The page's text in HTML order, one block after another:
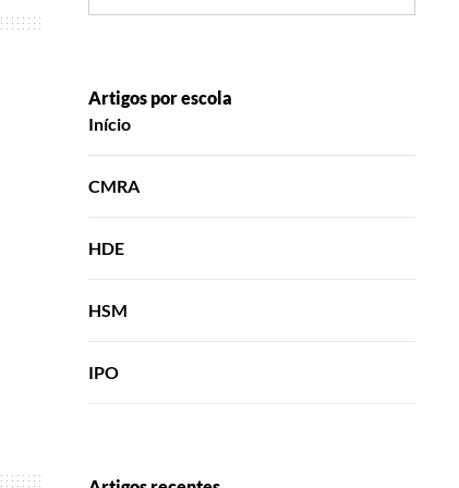
Artigos por escola
Início
CMRA
HDE
HSM
IPO